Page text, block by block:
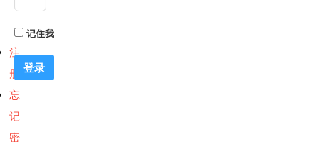
记住我
注
册
忘
记
密